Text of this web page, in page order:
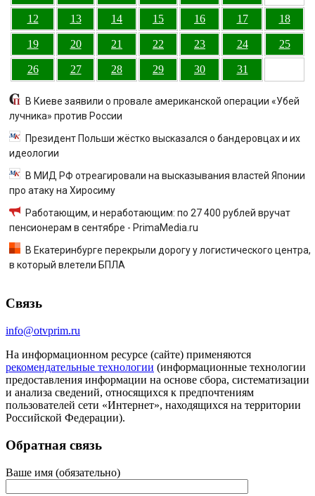
12 13 14 15 16 17 18
19 20 21 22 23 24 25
26 27 28 29 30 31
В Киеве заявили о провале американской операции «Убей
лучника» против России
Президент Польши жёстко высказался о бандеровцах и их
идеологии
В МИД РФ отреагировали на высказывания властей Японии
про атаку на Хиросиму
Работающим, и неработающим: по 27 400 рублей вручат
пенсионерам в сентябре - PrimaMedia.ru
В Екатеринбурге перекрыли дорогу у логистического центра,
в который влетели БПЛА
Связь
info@otvprim.ru
На информационном ресурсе (сайте) применяются
рекомендательные технологии (информационные технологии
предоставления информации на основе сбора, систематизации
и анализа сведений, относящихся к предпочтениям
пользователей сети «Интернет», находящихся на территории
Российской Федерации).
Обратная связь
Ваше имя (обязательно)